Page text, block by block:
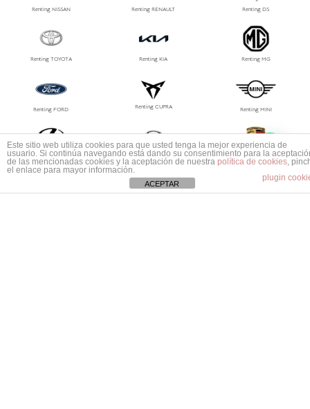
Renting NISSAN Renting RENAULT Renting DS
Renting TOYOTA Renting KIA Renting MG
Renting FORD Renting CUPRA Renting MINI
Renting LEXUS Renting MAZDA Renting PORSCHE
Este sitio web utiliza cookies para que usted tenga la mejor experiencia de
usuario. Si continúa navegando está dando su consentimiento para la
de las mencionadas cookies y la aceptación de nuestra política de cookies,
el enlace para mayor información.
plugin
ACEPTAR
1
Mas información ¿No encuentras tu coche?